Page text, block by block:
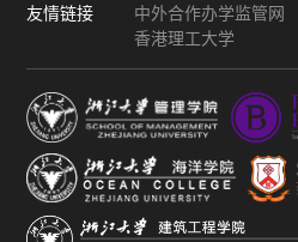
友情链接 中外合作办学监管网
香港理工大学